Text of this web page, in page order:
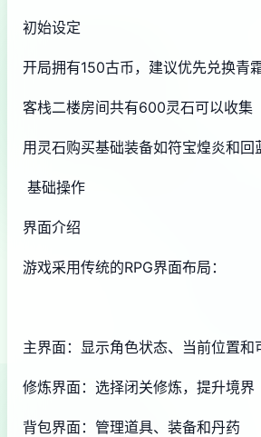
初始设定
开局拥有150古币，建议优先兑换青
客栈二楼房间共有600灵石可以收集
用灵石购买基础装备如符宝煌炎和回
基础操作
界面介绍
游戏采用传统的RPG界面布局：
主界面：显示角色状态、当前位置和
修炼界面：选择闭关修炼，提升境界
背包界面：管理道具、装备和丹药